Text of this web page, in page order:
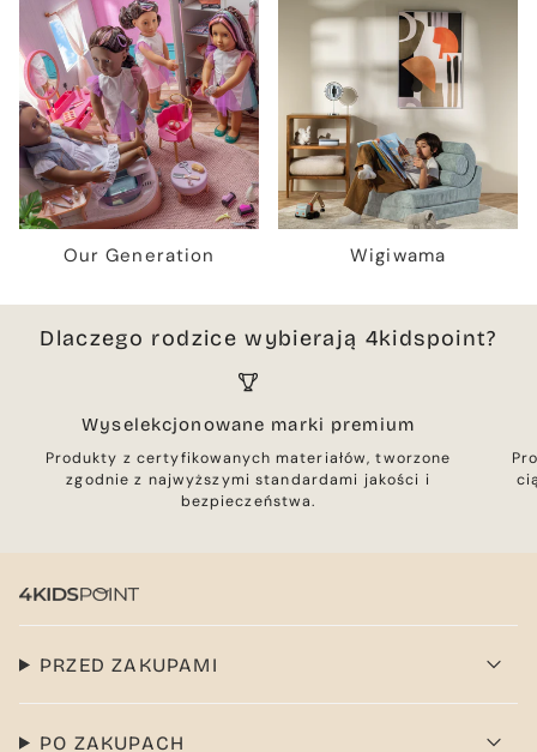
Our Generation Wigiwama
Dlaczego rodzice wybierają 4kidspoint?
Wyselekcjonowane marki premium
Produkty z certyfikowanych materiałów, tworzone
zgodnie z najwyższymi standardami jakości i
bezpieczeństwa.
PRZED ZAKUPAMI
PO ZAKUPACH